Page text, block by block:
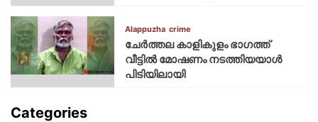
Alappuzha crime
ചേർത്തല കാളികുളം ഭാഗത്ത്
വീട്ടിൽ മോഷണം നടത്തിയയാൾ
പിടിയിലായി
Categories